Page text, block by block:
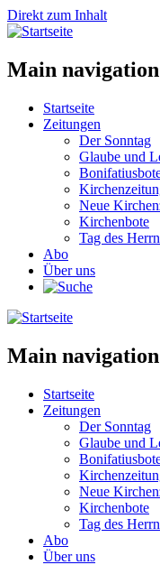
Direkt zum Inhalt
Main navigation
Startseite
Zeitungen
Der Sonntag
Glaube und
Neue
Kirchenbote
Tag des Herrn
Abo
Über uns
Main navigation
Startseite
Zeitungen
Der Sonntag
Glaube und
Neue
Kirchenbote
Tag des Herrn
Abo
Über uns